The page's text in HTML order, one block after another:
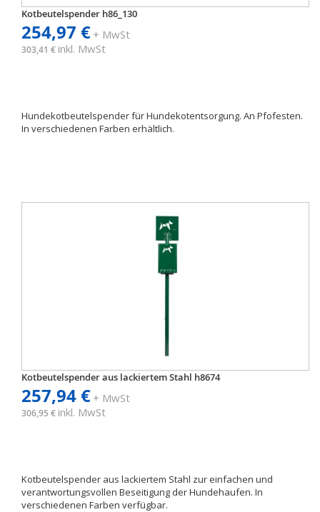
Kotbeutelspender h86_130
254,97 €+ MwSt
303,41 € inkl. MwSt
Hundekotbeutelspender für Hundekotentsorgung. An Pfofesten.
In verschiedenen Farben erhältlich.
Kotbeutelspender aus lackiertem Stahl h8674
257,94 €+ MwSt
306,95 € inkl. MwSt
Kotbeutelspender aus lackiertem Stahl zur einfachen und
verantwortungsvollen Beseitigung der Hundehaufen. In
verschiedenen Farben verfügbar.